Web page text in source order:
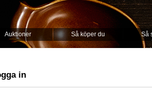
Auktioner Så köper du Så
in